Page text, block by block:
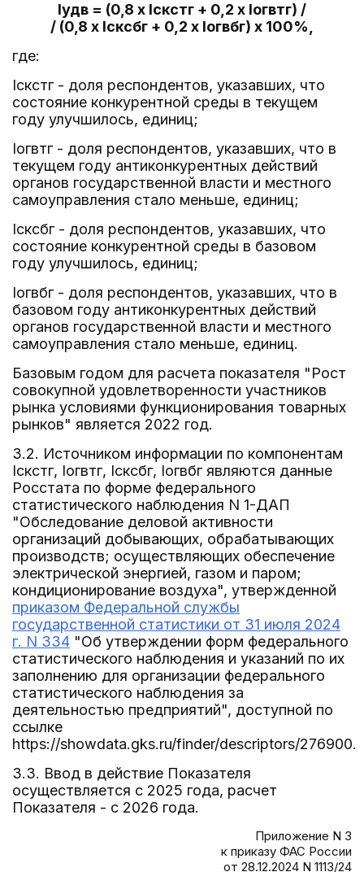
Iудв = (0,8 x Iскстг + 0,2 x Iогвтг) /
/ (0,8 x Iсксбг + 0,2 x Iогвбг) x 100%,
где:
Iскстг - доля респондентов, указавших, что
состояние конкурентной среды в текущем
году улучшилось, единиц;
Iогвтг - доля респондентов, указавших, что в
текущем году антиконкурентных действий
органов государственной власти и местного
самоуправления стало меньше, единиц;
Iсксбг - доля респондентов, указавших, что
состояние конкурентной среды в базовом
году улучшилось, единиц;
Iогвбг - доля респондентов, указавших, что в
базовом году антиконкурентных действий
органов государственной власти и местного
самоуправления стало меньше, единиц.
Базовым годом для расчета показателя "Рост
совокупной удовлетворенности участников
рынка условиями функционирования товарных
рынков" является 2022 год.
3.2. Источником информации по компонентам
Iскстг, Iогвтг, Iсксбг, Iогвбг являются данные
Росстата по форме федерального
статистического наблюдения N 1-ДАП
"Обследование деловой активности
организаций добывающих, обрабатывающих
производств; осуществляющих обеспечение
электрической энергией, газом и паром;
кондиционирование воздуха", утвержденной
приказом Федеральной службы
государственной статистики от 31 июля 2024
г. N 334 "Об утверждении форм федерального
статистического наблюдения и указаний по их
заполнению для организации федерального
статистического наблюдения за
деятельностью предприятий", доступной по
ссылке
https://showdata.gks.ru/finder/descriptors/276900.
3.3. Ввод в действие Показателя
осуществляется с 2025 года, расчет
Показателя - с 2026 года.
Приложение N 3
к приказу ФАС России
от 28.12.2024 N 1113/24